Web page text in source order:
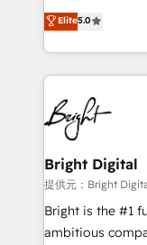
Growth-Driven
Sales
HubSpot COS
COS Design
Partner
and nonprofits —
revenue, and
With deep
automation,
lasting impact. We specialize in: • Turnkey and end-
to-end HubSpot
Sales, Service,
and chat
workflows •
RevOps and AI-
design and
Elite5.0
Bright Digital
提供元：Bright
Bright is the #1
ambitious